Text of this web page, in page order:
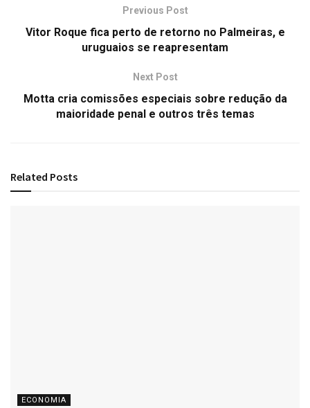
Previous Post
Vitor Roque fica perto de retorno no Palmeiras, e
uruguaios se reapresentam
Next Post
Motta cria comissões especiais sobre redução da
maioridade penal e outros três temas
Related Posts
ECONOMIA